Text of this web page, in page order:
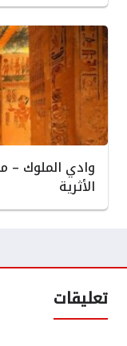
وادي الملوك –
الأثرية
تعليقات